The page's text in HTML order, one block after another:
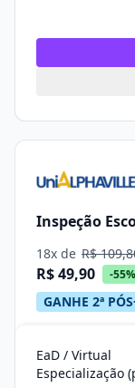
Inspeção
18x de R$
R$ 49,90 -55%
GANHE 2ª
EaD / Virtual